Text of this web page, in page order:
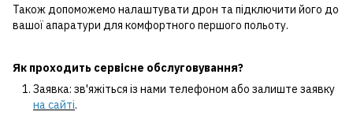
Також допоможемо налаштувати дрон та підключити його до
вашої апаратури для комфортного першого польоту.
Як проходить сервісне обслуговування?
Заявка: зв'яжіться із нами телефоном або залиште заявку
на сайті.